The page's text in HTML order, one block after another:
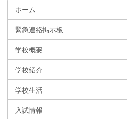
ホーム
緊急連絡掲示板
学校概要
学校紹介
学校生活
入試情報